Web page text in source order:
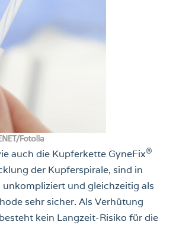
auch die Kupferkette GyneFix®
der Kupferspirale, sind in
und gleichzeitig als
sehr sicher. Als Verhütung
kein Langzeit-Risiko für die